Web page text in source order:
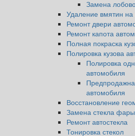
Замена
Удаление вмятин на
Ремонт двери
Ремонт капота
Полная покраска
Полировка кузова
Полировка
автомобиля
автомобиля
Восстановление
Замена стекла фары
Ремонт автостекла
Тонировка стекол